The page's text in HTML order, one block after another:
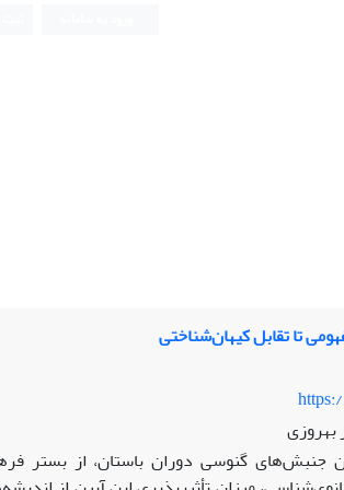
تا تقابل کیهان‌شناختی
بهروزی
جنبش‌های گنوسی دوران باستان، از بستر